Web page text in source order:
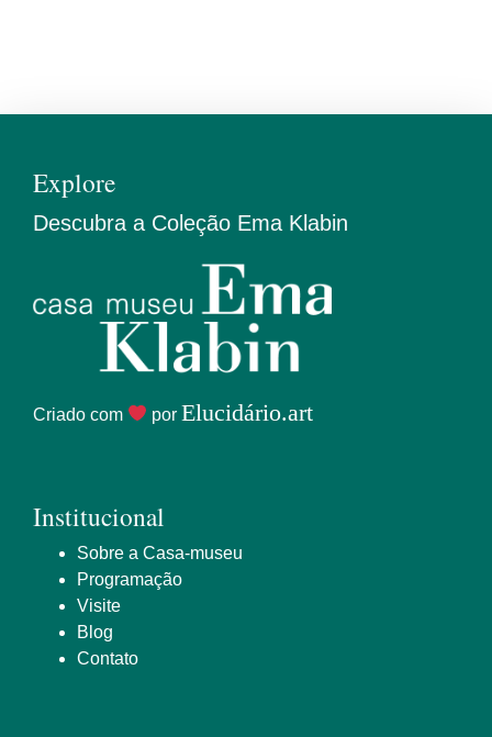
Explore
Descubra a Coleção Ema Klabin
Criado com por Elucidário.art
Institucional
Sobre a Casa-museu
Programação
Visite
Blog
Contato